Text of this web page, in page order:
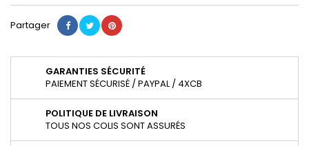
Partager
GARANTIES SÉCURITÉ
PAIEMENT SÉCURISÉ / PAYPAL / 4XCB
POLITIQUE DE LIVRAISON
TOUS NOS COLIS SONT ASSURÉS